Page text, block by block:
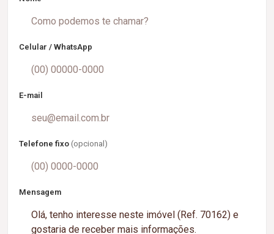
Celular / WhatsApp
E-mail
Telefone fixo (opcional)
Mensagem